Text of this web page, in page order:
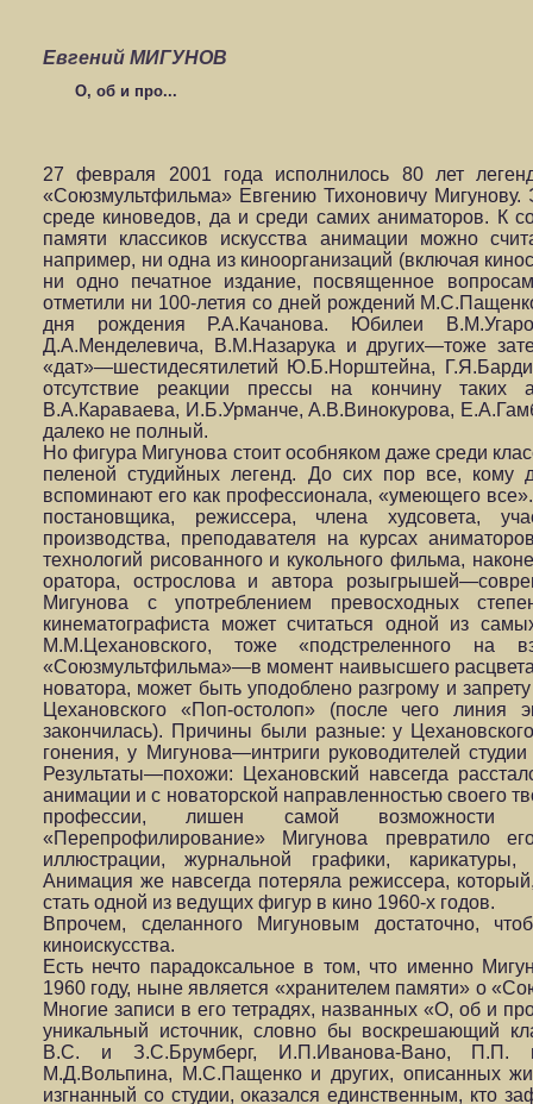
Евгений МИГУНОВ
О, об и про...
27 февраля 2001 года исполнилось 80 лет
«Союзмультфильма» Евгению Тихоновичу
среде киноведов, да и среди самих аниматоров. К
памяти классиков искусства анимации можно
например, ни одна из киноорганизаций (включая
ни одно печатное издание, посвященное
отметили ни 100-летия со дней рождений
дня рождения Р.А.Качанова. Юбилеи
Д.А.Менделевича, В.М.Назарука и других—тоже
«дат»—шестидесятилетий Ю.Б.Норштейна,
отсутствие реакции прессы на кончину таких
В.А.Караваева, И.Б.Урманче, А.В.Винокурова,
далеко не полный.
Но фигура Мигунова стоит особняком даже среди
пеленой студийных легенд. До сих пор все, кому
вспоминают его как профессионала, «умеющего
постановщика, режиссера, члена худсовета,
производства, преподавателя на курсах
технологий рисованного и кукольного фильма,
оратора, острослова и автора
Мигунова с употреблением превосходных
кинематографиста может считаться одной из
М.М.Цехановского, тоже «подстреленного на
«Союзмультфильма»—в момент наивысшего расцвета
новатора, может быть уподоблено разгрому и
Цехановского «Поп-остолоп» (после чего линия
закончилась). Причины были разные: у
гонения, у Мигунова—интриги руководителей
Результаты—похожи: Цехановский навсегда
анимации и с новаторской направленностью своего
профессии, лишен самой возможности
«Перепрофилирование» Мигунова превратило
иллюстрации, журнальной графики,
Анимация же навсегда потеряла режиссера,
стать одной из ведущих фигур в кино 1960-х годов.
Впрочем, сделанного Мигуновым достаточно,
киноискусства.
Есть нечто парадоксальное в том, что именно
1960 году, ныне является «хранителем памяти» о
Многие записи в его тетрадях, названных «О, об и
уникальный источник, словно бы воскрешающий
В.С. и З.С.Брумберг, И.П.Иванова-Вано, П.П.
М.Д.Вольпина, М.С.Пащенко и других, описанных
изгнанный со студии, оказался единственным, кто